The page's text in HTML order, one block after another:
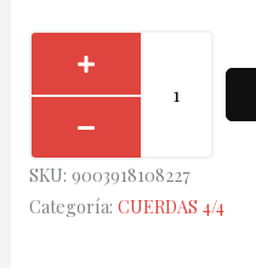
Vision
Solo
SKU: 9003918108227
Categoría: CUERDAS 4/4